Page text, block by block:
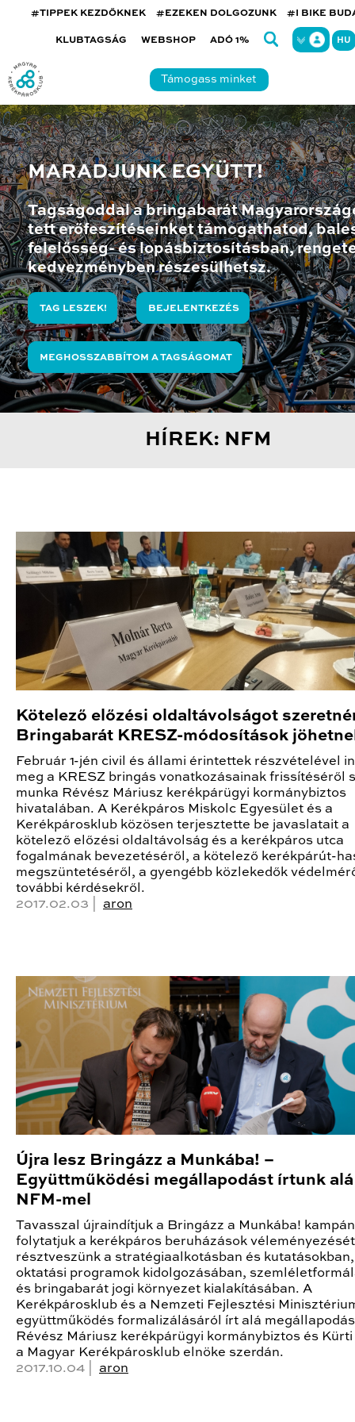
#TIPPEK KEZDŐKNEK #EZEKEN DOLGOZUNK #I BIKE
KLUBTAGSÁG WEBSHOP ADÓ 1% HU
Támogass minket
MARADJUNK EGYÜTT!
Tagságoddal a bringabarát
tett erőfeszítéseinket támogathatod,
felelősség- és lopásbiztosításban,
kedvezményben részesülhetsz.
TAG LESZEK! BEJELENTKEZÉS
MEGHOSSZABBÍTOM A TAGSÁGOMAT
HÍREK: NFM
Kötelező előzési oldaltávolságot
Bringabarát KRESZ-módosítások
Február 1-jén civil és állami érintettek részvételével
meg a KRESZ bringás vonatkozásainak frissítéséről
munka Révész Máriusz kerékpárügyi kormánybiztos
hivatalában. A Kerékpáros Miskolc Egyesület és a
Kerékpárosklub közösen terjesztette be javaslatait a
kötelező előzési oldaltávolság és a kerékpáros utca
fogalmának bevezetéséről, a kötelező kerékpárút-
megszüntetéséről, a gyengébb közlekedők
további kérdésekről.
2017.02.03 | aron
Újra lesz Bringázz a Munkába! –
Együttműködési megállapodást írtunk alá
NFM-mel
Tavasszal újraindítjuk a Bringázz a Munkába!
folytatjuk a kerékpáros beruházások
résztveszünk a stratégiaalkotásban és kutatásokban,
oktatási programok kidolgozásában,
és bringabarát jogi környezet kialakításában. A
Kerékpárosklub és a Nemzeti Fejlesztési
együttműködés formalizálásáról írt alá
Révész Máriusz kerékpárügyi kormánybiztos és Kürti
a Magyar Kerékpárosklub elnöke szerdán.
2017.10.04 | aron